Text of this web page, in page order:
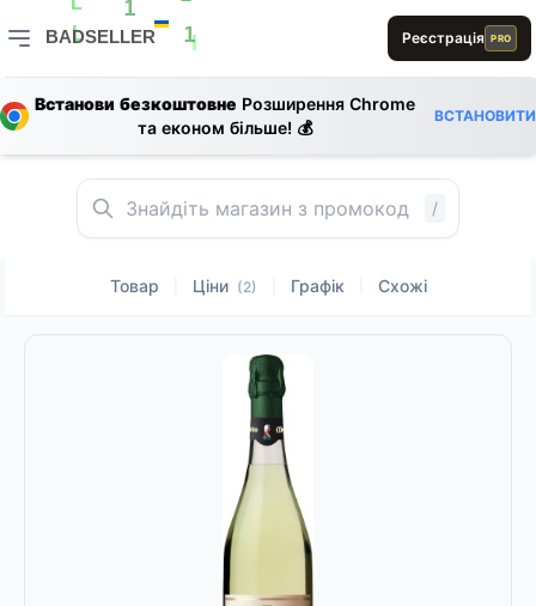
L
L
L
1
L
BA
BADSELLER
BADSELLER — порівняння цін і знижки
Реєстрація PRO
Встанови безкоштовне Розширення Chrome
та економ більше! 💰
ВСТАНОВИТИ
/
Товар Ціни (2) Графік Схожі